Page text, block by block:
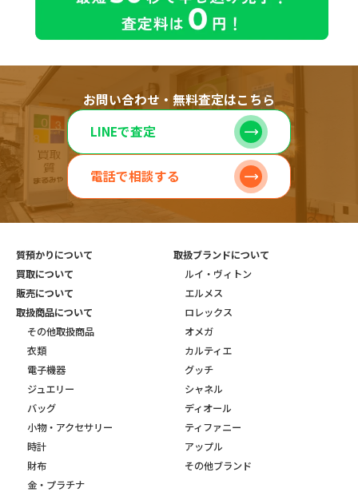
お問い合わせ・無料査定はこちら
LINEで査定
電話で相談する
質預かりについて
買取について
販売について
取扱商品について
その他取扱商品
衣類
電子機器
ジュエリー
バッグ
小物・アクセサリー
時計
財布
金・プラチナ
取扱ブランドについて
ルイ・ヴィトン
エルメス
ロレックス
オメガ
カルティエ
グッチ
シャネル
ディオール
ティファニー
アップル
その他ブランド